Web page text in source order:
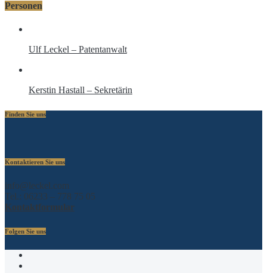
Personen
Ulf Leckel – Patentanwalt
Kerstin Hastall – Sekretärin
Finden Sie uns
Kontaktieren Sie uns
info@leckel.com
Tel.: 06233 – 778 75 05
Kontaktformular
Folgen Sie uns